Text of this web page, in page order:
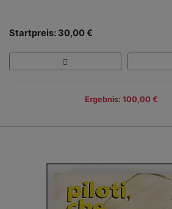
Startpreis: 30,00 €
Ergebnis: 100,00 €